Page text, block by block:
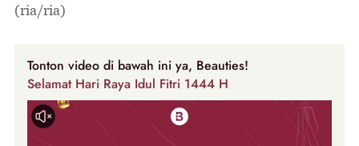
(ria/ria)
Tonton video di bawah ini ya, Beauties!
Selamat Hari Raya Idul Fitri 1444 H